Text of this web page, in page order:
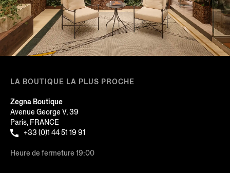
LA BOUTIQUE LA PLUS PROCHE
Zegna Boutique
Avenue George V, 39
Paris, FRANCE
+33 (0)1 44 51 19 91
Heure de fermeture 19:00